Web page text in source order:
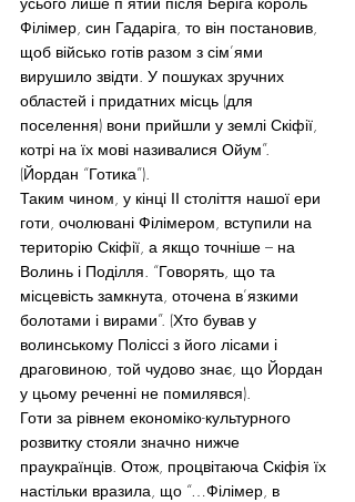
Філімер, син Гадаріга, то він постановив,
щоб військо готів разом з сім’ями
вирушило звідти. У пошуках зручних
областей і придатних місць (для
поселення) вони прийшли у землі Скіфії,
котрі на їх мові називалися Ойум”.
(Йордан “Готика”).
Таким чином, у кінці ІІ століття нашої ери
готи, очолювані Філімером, вступили на
територію Скіфії, а якщо точніше – на
Волинь і Поділля. “Говорять, що та
місцевість замкнута, оточена в’язкими
болотами і вирами”. (Хто бував у
волинському Поліссі з його лісами і
драговиною, той чудово знає, що Йордан
у цьому реченні не помилявся).
Готи за рівнем економіко-культурного
розвитку стояли значно нижче
праукраїнців. Отож, процвітаюча Скіфія їх
настільки вразила, що “…Філімер, в